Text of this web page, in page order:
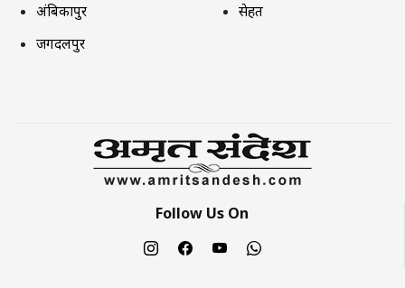
अंबिकापुर
जगदलपुर
सेहत
Follow Us On